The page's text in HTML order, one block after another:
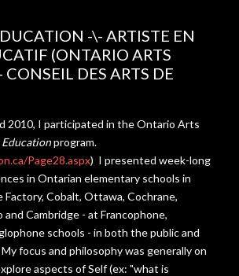
-\- ARTISTE EN
(ONTARIO ARTS
DES ARTS DE
2010, I participated in the Ontario Arts
program.
Page28.aspx) I presented week-long
in Ontarian elementary schools in
Factory, Cobalt, Ottawa, Cochrane,
Cambridge - at Francophone,
schools - in both the public and
focus and philosophy was generally on
aspects of Self (ex: "what is